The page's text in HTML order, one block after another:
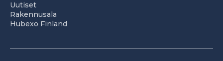
Uutiset
Rakennusala
Hubexo Finland